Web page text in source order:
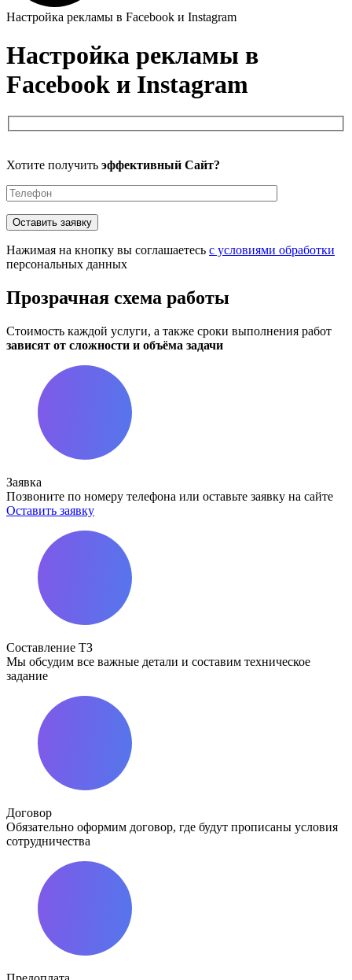
Настройка рекламы в Facebook и Instagram
Настройка рекламы в
Facebook и Instagram
leave
field
Хотите получить эффективный Сайт?
Нажимая на кнопку вы соглашаетесь с условиями обработки
персональных данных
Прозрачная схема работы
Стоимость каждой услуги, а также сроки выполнения работ
зависят от сложности и объёма задачи
Заявка
Позвоните по номеру телефона или оставьте заявку на сайте
Оставить заявку
Составление ТЗ
Мы обсудим все важные детали и составим техническое
задание
Договор
Обязательно оформим договор, где будут прописаны условия
сотрудничества